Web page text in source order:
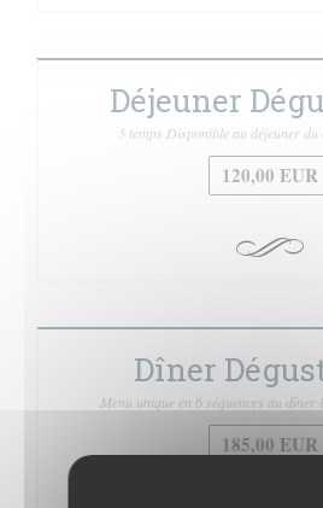
Déjeuner
5 temps Disponible au déjeuner
120,00 EUR
Dîner
Menu unique en 6 séquences au
185,00 EUR